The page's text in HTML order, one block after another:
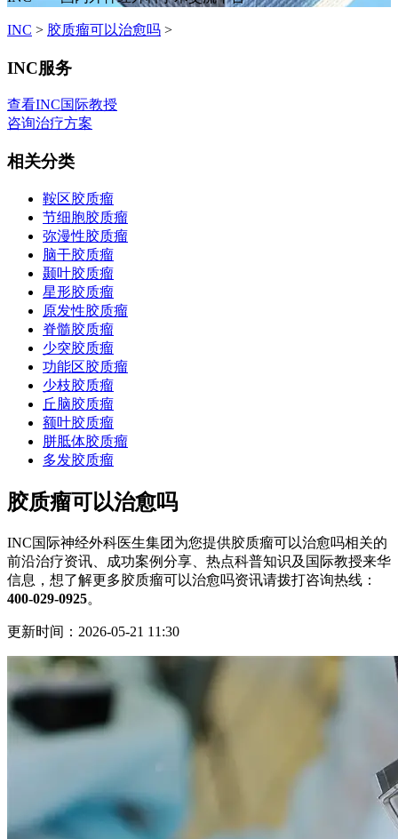
INC > 胶质瘤可以治愈吗 >
INC服务
查看INC国际教授
咨询治疗方案
相关分类
鞍区胶质瘤
节细胞胶质瘤
弥漫性胶质瘤
脑干胶质瘤
颞叶胶质瘤
星形胶质瘤
原发性胶质瘤
脊髓胶质瘤
少突胶质瘤
功能区胶质瘤
少枝胶质瘤
丘脑胶质瘤
额叶胶质瘤
胼胝体胶质瘤
多发胶质瘤
胶质瘤可以治愈吗
INC国际神经外科医生集团为您提供胶质瘤可以治愈吗相关的
前沿治疗资讯、成功案例分享、热点科普知识及国际教授来华
信息，想了解更多胶质瘤可以治愈吗资讯请拨打咨询热线：
400-029-0925。
更新时间：2026-05-21 11:30